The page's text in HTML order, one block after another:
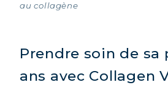
au collagène
Prendre soin de sa
ans avec Collagen